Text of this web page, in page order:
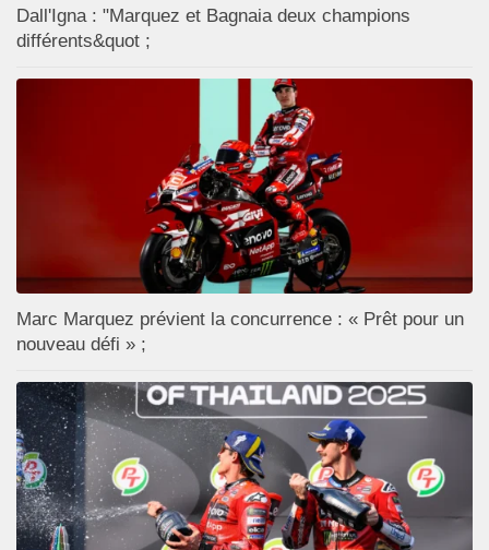
Dall'Igna : "Marquez et Bagnaia deux champions
différents&quot ;
Marc Marquez prévient la concurrence : « Prêt pour un
nouveau défi » ;